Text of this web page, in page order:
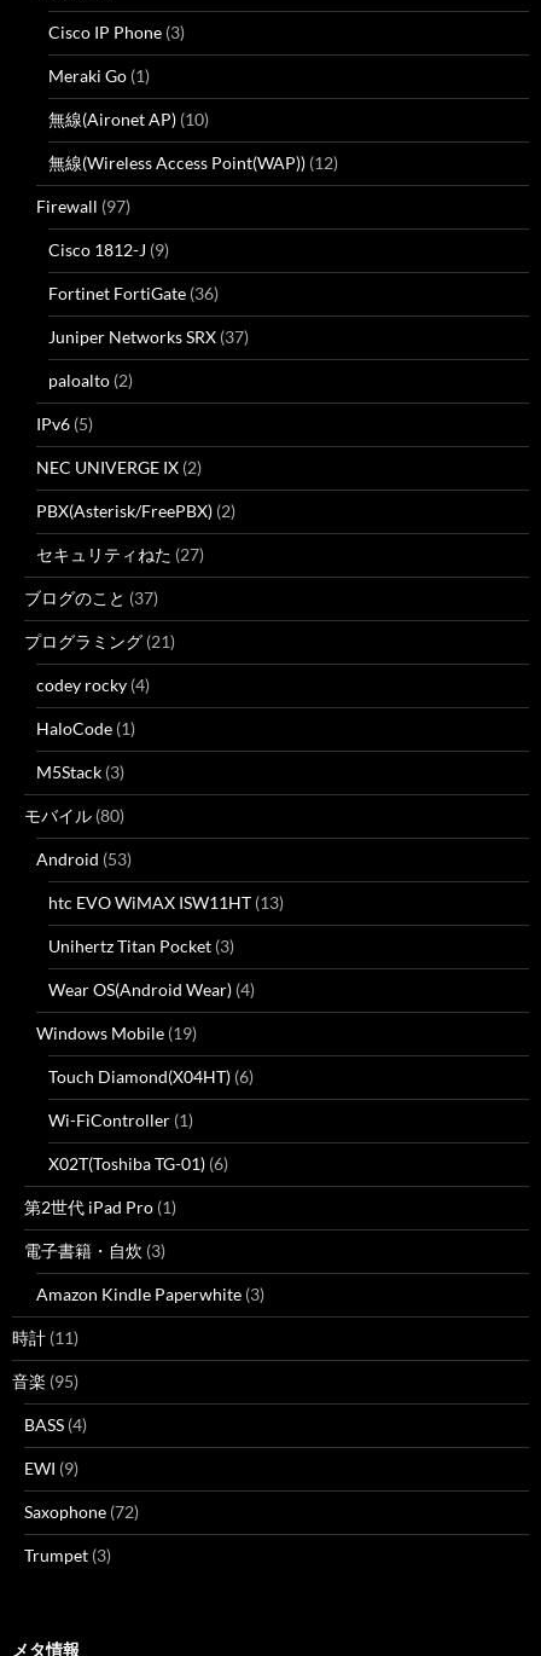
Cisco IP Phone (3)
Meraki Go (1)
無線(Aironet AP) (10)
無線(Wireless Access Point(WAP)) (12)
Firewall (97)
Cisco 1812-J (9)
Fortinet FortiGate (36)
Juniper Networks SRX (37)
paloalto (2)
IPv6 (5)
NEC UNIVERGE IX (2)
PBX(Asterisk/FreePBX) (2)
セキュリティねた (27)
ブログのこと (37)
プログラミング (21)
codey rocky (4)
HaloCode (1)
M5Stack (3)
モバイル (80)
Android (53)
htc EVO WiMAX ISW11HT (13)
Unihertz Titan Pocket (3)
Wear OS(Android Wear) (4)
Windows Mobile (19)
Touch Diamond(X04HT) (6)
Wi-FiController (1)
X02T(Toshiba TG-01) (6)
第2世代 iPad Pro (1)
電子書籍・自炊 (3)
Amazon Kindle Paperwhite (3)
時計 (11)
音楽 (95)
BASS (4)
EWI (9)
Saxophone (72)
Trumpet (3)
メタ情報